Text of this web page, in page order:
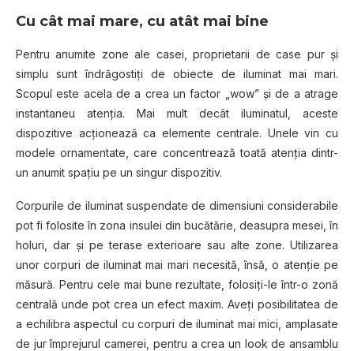
Cu cât mai mare, cu atât mai bine
Pentru anumite zone ale casei, proprietarii de case pur și
simplu sunt îndrăgostiți de obiecte de iluminat mai mari.
Scopul este acela de a crea un factor „wow” și de a atrage
instantaneu atenția. Mai mult decât iluminatul, aceste
dispozitive acționează ca elemente centrale. Unele vin cu
modele ornamentate, care concentrează toată atenția dintr-
un anumit spațiu pe un singur dispozitiv.
Corpurile de iluminat suspendate de dimensiuni considerabile
pot fi folosite în zona insulei din bucătărie, deasupra mesei, în
holuri, dar și pe terase exterioare sau alte zone. Utilizarea
unor corpuri de iluminat mai mari necesită, însă, o atenție pe
măsură. Pentru cele mai bune rezultate, folosiți-le într-o zonă
centrală unde pot crea un efect maxim. Aveți posibilitatea de
a echilibra aspectul cu corpuri de iluminat mai mici, amplasate
de jur împrejurul camerei, pentru a crea un look de ansamblu